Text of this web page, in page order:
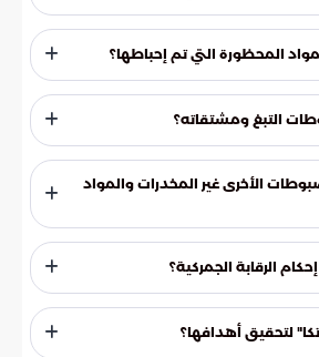
الكبتاجون.
المحظورة التي تم إحباطها؟
التبغ ومشتقاته؟
الأخرى غير المخدرات والمواد
الرقابة الجمركية؟
لتحقيق أهدافها؟